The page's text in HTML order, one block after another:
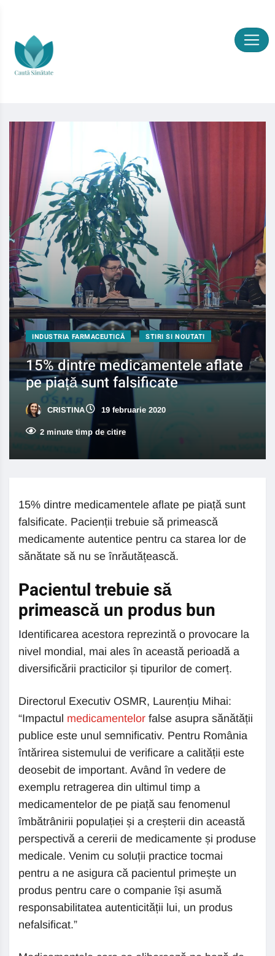
INDUSTRIA FARMACEUTICĂ STIRI SI NOUTATI
15% dintre medicamentele aflate
pe piață sunt falsificate
CRISTINA 19 februarie 2020
2 minute timp de citire
15% dintre medicamentele aflate pe piață sunt
falsificate. Pacienții trebuie să primească
medicamente autentice pentru ca starea lor de
sănătate să nu se înrăutățească.
Pacientul trebuie să
primească un produs bun
Identificarea acestora reprezintă o provocare la
nivel mondial, mai ales în această perioadă a
diversificării practicilor și tipurilor de comerț.
Directorul Executiv OSMR, Laurențiu Mihai:
“Impactul medicamentelor false asupra sănătății
publice este unul semnificativ. Pentru România
întărirea sistemului de verificare a calității este
deosebit de important. Având în vedere de
exemplu retragerea din ultimul timp a
medicamentelor de pe piață sau fenomenul
îmbătrânirii populației și a creșterii din această
perspectivă a cererii de medicamente și produse
medicale. Venim cu soluții practice tocmai
pentru a ne asigura că pacientul primește un
produs pentru care o companie își asumă
responsabilitatea autenticității lui, un produs
nefalsificat.”